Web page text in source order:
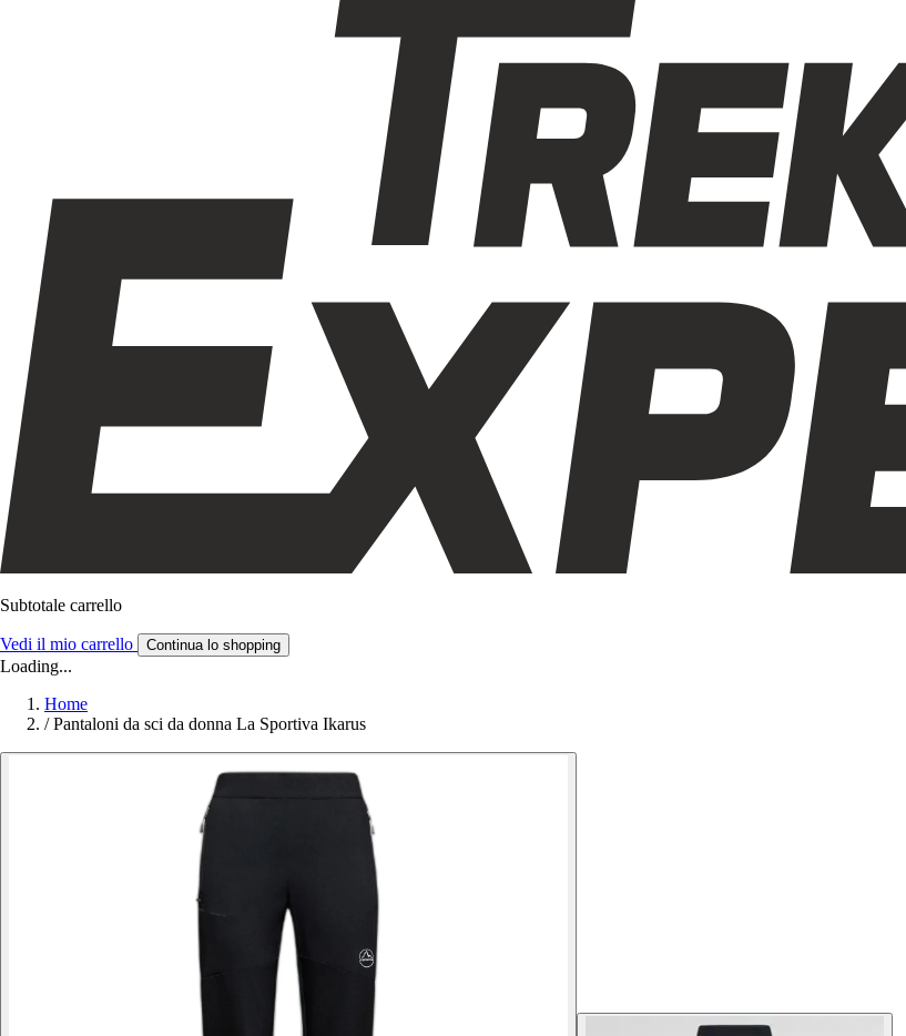
Subtotale carrello
Vedi il mio carrello Continua lo shopping
Loading...
Home
/ Pantaloni da sci da donna La Sportiva Ikarus